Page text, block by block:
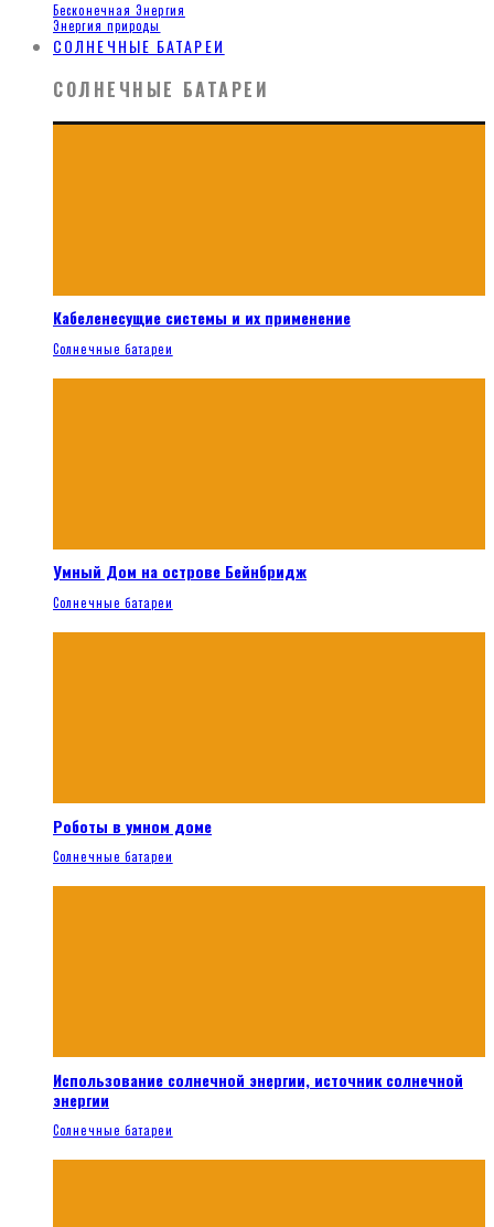
Бесконечная Энергия
Энергия природы
СОЛНЕЧНЫЕ БАТАРЕИ
СОЛНЕЧНЫЕ БАТАРЕИ
Кабеленесущие системы и их применение
Солнечные батареи
Умный Дом на острове Бейнбридж
Солнечные батареи
Роботы в умном доме
Солнечные батареи
Использование солнечной энергии, источник солнечной
энергии
Солнечные батареи